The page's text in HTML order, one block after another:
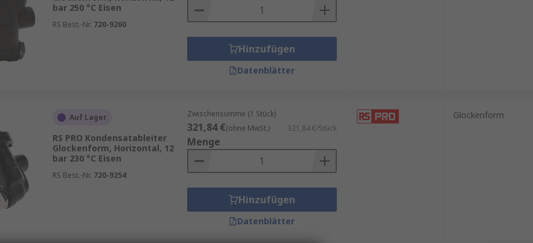
bar 250 °C Eisen
RS Best.-Nr. 720-9260
Hinzufügen
Datenblätter
Auf Lager
RS PRO Kondensatableiter
Glockenform, Horizontal, 12
bar 230 °C Eisen
RS Best.-Nr. 720-9254
Zwischensumme (1 Stück)
321,84 €(ohne MwSt.) 321,84 €/Stück
Menge
Hinzufügen
Datenblätter
Glockenform